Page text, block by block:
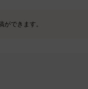
できます。